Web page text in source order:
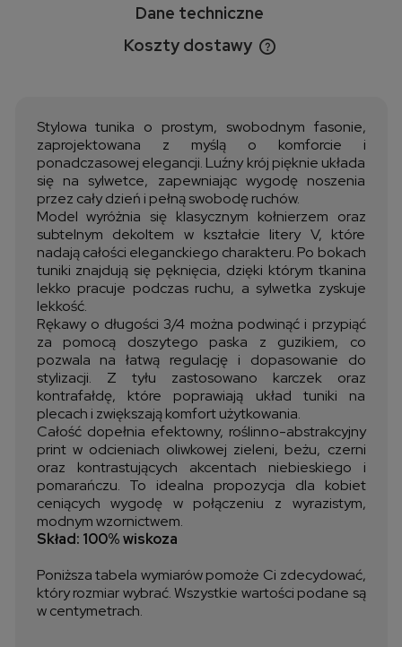
Dane techniczne
Koszty dostawy
Cena nie zawiera ewentualnych kosztów płatności
Stylowa tunika o prostym, swobodnym fasonie,
zaprojektowana z myślą o komforcie i
ponadczasowej elegancji. Luźny krój pięknie układa
się na sylwetce, zapewniając wygodę noszenia
przez cały dzień i pełną swobodę ruchów.
Model wyróżnia się klasycznym kołnierzem oraz
subtelnym dekoltem w kształcie litery V, które
nadają całości eleganckiego charakteru. Po bokach
tuniki znajdują się pęknięcia, dzięki którym tkanina
lekko pracuje podczas ruchu, a sylwetka zyskuje
lekkość.
Rękawy o długości 3/4 można podwinąć i przypiąć
za pomocą doszytego paska z guzikiem, co
pozwala na łatwą regulację i dopasowanie do
stylizacji. Z tyłu zastosowano karczek oraz
kontrafałdę, które poprawiają układ tuniki na
plecach i zwiększają komfort użytkowania.
Całość dopełnia efektowny, roślinno-abstrakcyjny
print w odcieniach oliwkowej zieleni, beżu, czerni
oraz kontrastujących akcentach niebieskiego i
pomarańczu. To idealna propozycja dla kobiet
ceniących wygodę w połączeniu z wyrazistym,
modnym wzornictwem.
Skład: 100% wiskoza
Poniższa tabela wymiarów pomoże Ci zdecydować,
który rozmiar wybrać. Wszystkie wartości podane są
w centymetrach.